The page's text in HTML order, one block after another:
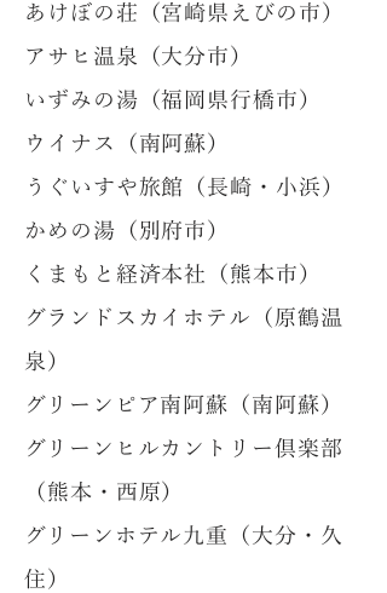
あけぼの荘（宮崎県えびの市）
アサヒ温泉（大分市）
いずみの湯（福岡県行橋市）
ウイナス（南阿蘇）
うぐいすや旅館（長崎・小浜）
かめの湯（別府市）
くまもと経済本社（熊本市）
グランドスカイホテル（原鶴温
泉）
グリーンピア南阿蘇（南阿蘇）
グリーンヒルカントリー倶楽部
（熊本・西原）
グリーンホテル九重（大分・久
住）